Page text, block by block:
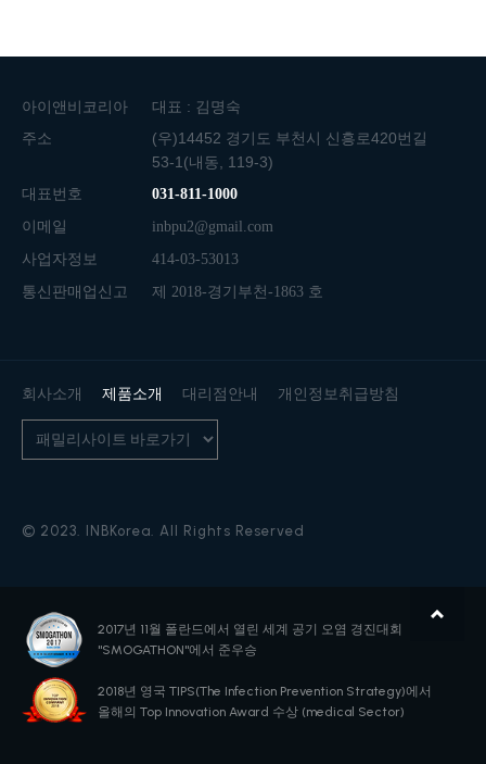
아이앤비코리아
대표 : 김명숙
주소
(우)14452 경기도 부천시 신흥로420번길
53-1(내동, 119-3)
대표번호
031-811-1000
이메일 inbpu2@gmail.com
사업자정보 414-03-53013
통신판매업신고 제 2018-경기부천-1863 호
회사소개 제품소개 대리점안내 개인정보취급방침
© 2023. INBKorea. All Rights Reserved
2017년 11월 폴란드에서 열린 세계 공기 오염 경진대회
"SMOGATHON"에서 준우승
2018년 영국 TIPS(The Infection Prevention Strategy)에서
올해의 Top Innovation Award 수상 (medical Sector)